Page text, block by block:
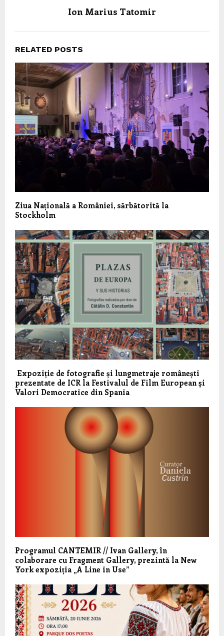
Ion Marius Tatomir
RELATED POSTS
Ziua Națională a României, sărbătorită la
Stockholm
Expoziție de fotografie și lungmetraje românești
prezentate de ICR la Festivalul de Film European și
Valori Democratice din Spania
Programul CANTEMIR // Ivan Gallery, în
colaborare cu Fragment Gallery, prezintă la New
York expoziția „A Line in Use”